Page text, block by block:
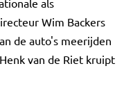
als
Wim Backers
de auto's meerijden
van de Riet kruipt